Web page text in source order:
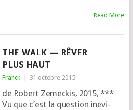
Read More
THE WALK — RÊVER
PLUS HAUT
Franck 31 octobre 2015
de Robert Zemeckis, 2015, ***
Vu que c’est la ques­tion inévi­